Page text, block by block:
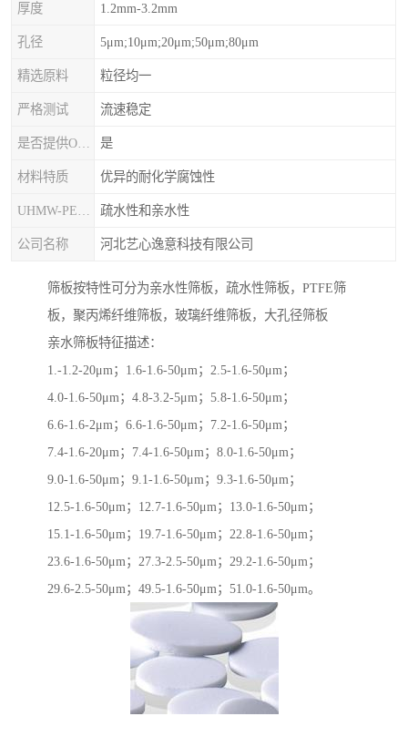
厚度 1.2mm-3.2mm
孔径 5μm;10μm;20μm;50μm;80μm
精选原料 粒径均一
严格测试 流速稳定
是
材料特质 优异的耐化学腐蚀性
疏水性和亲水性
公司名称 河北艺心逸意科技有限公司
筛板按特性可分为亲水性筛板，疏水性筛板，PTFE筛
板，聚丙烯纤维筛板，玻璃纤维筛板，大孔径筛板
亲水筛板特征描述：
1.-1.2-20μm；1.6-1.6-50μm；2.5-1.6-50μm；
4.0-1.6-50μm；4.8-3.2-5μm；5.8-1.6-50μm；
6.6-1.6-2μm；6.6-1.6-50μm；7.2-1.6-50μm；
7.4-1.6-20μm；7.4-1.6-50μm；8.0-1.6-50μm；
9.0-1.6-50μm；9.1-1.6-50μm；9.3-1.6-50μm；
12.5-1.6-50μm；12.7-1.6-50μm；13.0-1.6-50μm；
15.1-1.6-50μm；19.7-1.6-50μm；22.8-1.6-50μm；
23.6-1.6-50μm；27.3-2.5-50μm；29.2-1.6-50μm；
29.6-2.5-50μm；49.5-1.6-50μm；51.0-1.6-50μm。